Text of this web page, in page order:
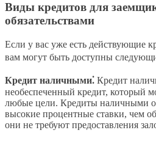
Виды кредитов для
обязательствами
Если у вас уже есть действующие
вам могут быть доступны
Кредит наличными⁚ Кредит
необеспеченный кредит, который
любые цели. Кредиты наличными
высокие процентные ставки, чем
они не требуют предоставления